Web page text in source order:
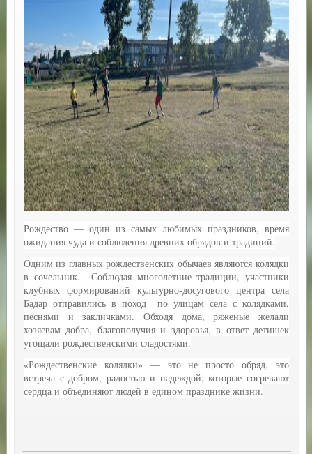
Рождество — один из самых любимых праздников, время
ожидания чуда и соблюдения древних обрядов и традиций.
Одним из главных рождественских обычаев являются колядки
в сочельник. Соблюдая многолетние традиции, участники
клубных формирований культурно-досугового центра села
Бадар отправились в поход по улицам села с колядками,
песнями и закличками. Обходя дома, ряженые желали
хозяевам добра, благополучия и здоровья, в ответ детишек
угощали рождественскими сладостями.
«Рождественские колядки» — это не просто обряд, это
встреча с добром, радостью и надеждой, которые согревают
сердца и объединяют людей в едином празднике жизни.